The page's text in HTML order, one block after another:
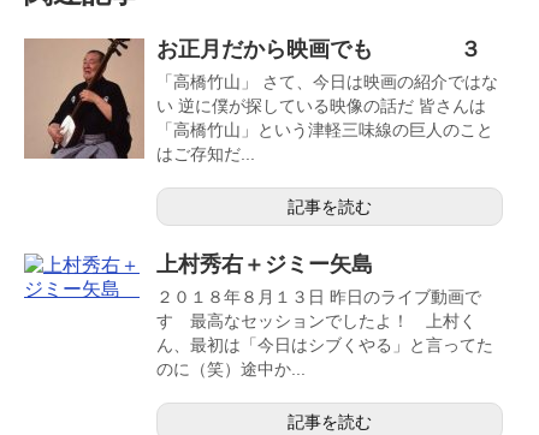
お正月だから映画でも ３
「高橋竹山」 さて、今日は映画の紹介ではな
い 逆に僕が探している映像の話だ 皆さんは
「高橋竹山」という津軽三味線の巨人のこと
はご存知だ...
記事を読む
上村秀右＋ジミー矢島
２０１８年８月１３日 昨日のライブ動画で
す 最高なセッションでしたよ！ 上村く
ん、最初は「今日はシブくやる」と言ってた
のに（笑）途中か...
記事を読む